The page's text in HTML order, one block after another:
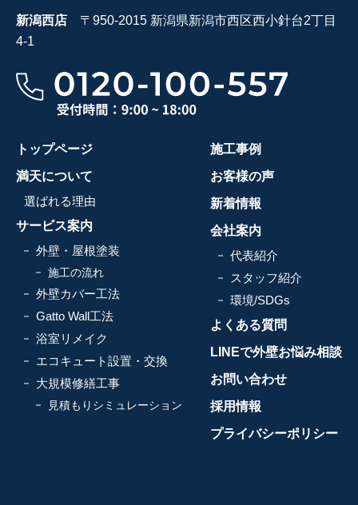
新潟西店 〒950-2015 新潟県新潟市西区西小針台2丁目
4-1
トップページ
満天について
選ばれる理由
サービス案内
外壁・屋根塗装
施工の流れ
外壁カバー工法
Gatto Wall工法
浴室リメイク
エコキュート設置・交換
大規模修繕工事
見積もりシミュレーション
施工事例
お客様の声
新着情報
会社案内
代表紹介
スタッフ紹介
環境/SDGs
よくある質問
LINEで外壁お悩み相談
お問い合わせ
採用情報
プライバシーポリシー